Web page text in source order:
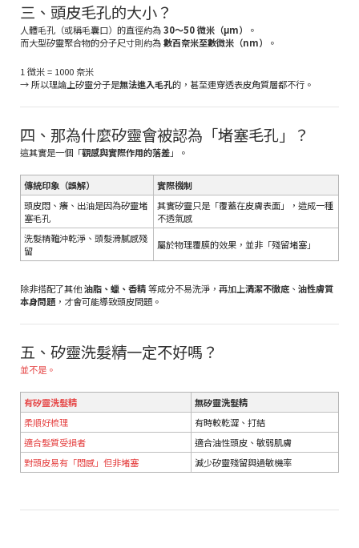
三、頭皮毛孔的大小？
人體毛孔（或稱毛囊口）的直徑約為30～50 微米（μm）
。
而大型矽靈聚合物的分子尺寸則約為數百奈米至數微米（nm） 。
1 微米 = 1000 奈米
→ 所以理論上矽靈分子是無法進入毛孔的，甚至連穿透表皮角質層都不行。
四、那為什麼矽靈會被認為「堵塞毛孔」？
這其實是一個「觀感與實際作用的落差」。
傳統印象（誤解）
實際機制
頭皮悶、癢、出油是因為矽靈堵
塞毛孔
其實矽靈只是「覆蓋在皮膚表面」，造成一種
不透氣感
洗髮精難沖乾淨、頭髮滑膩感殘
留
屬於物理覆膜的效果，並非「殘留堵塞」
除非搭配了其他油脂、蠟、香精等成分不易洗淨，再加上清潔不徹底 、 油性膚質
本身問題 ，才會可能導致頭皮問題。
五、矽靈洗髮精一定不好嗎？
並不是。
有矽靈洗髮精
無矽靈洗髮精
柔順好梳理
有時較乾澀、打結
適合髮質受損者
適合油性頭皮、敏弱肌膚
對頭皮易有「悶感」但非堵塞
減少矽靈殘留與過敏機率